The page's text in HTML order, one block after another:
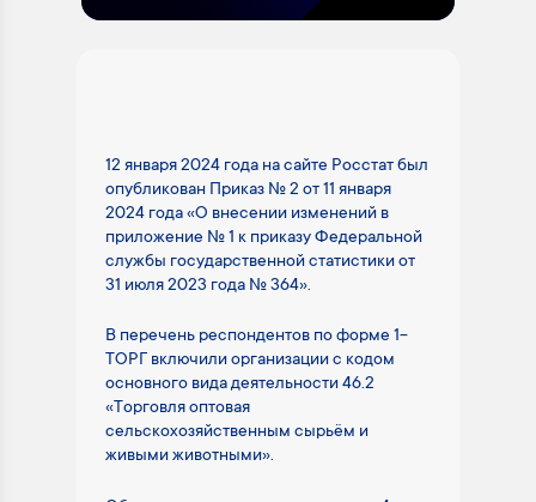
12 января 2024 года на сайте Росстат был
опубликован Приказ № 2 от 11 января
2024 года «О внесении изменений в
приложение № 1 к приказу Федеральной
службы государственной статистики от
31 июля 2023 года № 364».
В перечень респондентов по форме 1-
ТОРГ включили организации с кодом
основного вида деятельности 46.2
«Торговля оптовая
сельскохозяйственным сырьём и
живыми животными».